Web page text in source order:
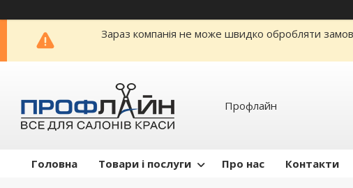
Зараз компанія не може швидко обробляти
Профлайн
Головна Товари і послуги Про нас Контакти